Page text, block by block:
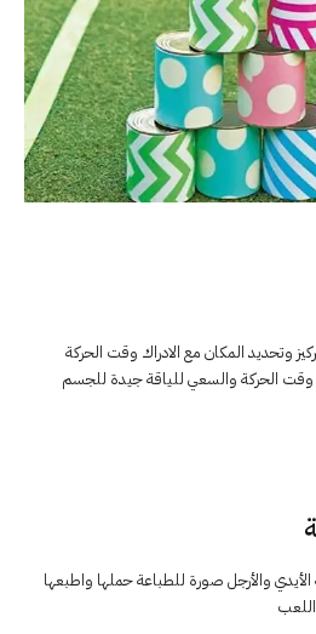
وتحديد المكان مع الادراك وقت الحركة
وقت الحركة والسعي للياقة جيدة للجسم
والأرجل صورة للطباعة حملها واطبعها